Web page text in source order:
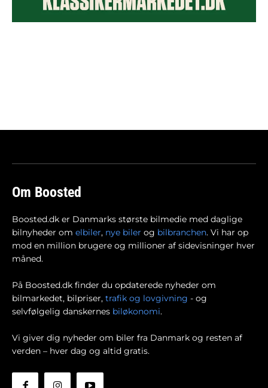
Om Boosted
Boosted.dk er Danmarks største bilmedie med daglige
bilnyheder om elbiler, nye biler og bilbranchen. Vi har op
mod en million brugere og millioner af sidevisninger hver
måned.
På Boosted.dk finder du opdaterede nyheder om
bilmarkedet, bilpriser, trafik og lovgivning - og
selvfølgelig danskernes biløkonomi.
Vi giver dig nyheder om biler fra Danmark og resten af
verden – hver dag og altid gratis.